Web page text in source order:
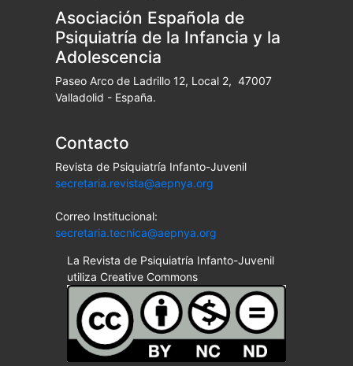
Asociación Española de
Psiquiatría de la Infancia y la
Adolescencia
Paseo Arco de Ladrillo 12, Local 2, 47007
Valladolid - España.
Contacto
Revista de Psiquiatría Infanto-Juvenil
secretaria.revista@aepnya.org
Correo Institucional:
secretaria.tecnica@aepnya.org
La Revista de Psiquiatría Infanto-Juvenil
utiliza Creative Commons